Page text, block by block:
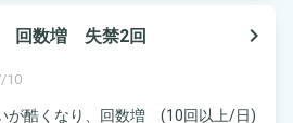
回数増 失禁2回
navigate_next
10
が酷くなり、回数増 (10回以上/日)